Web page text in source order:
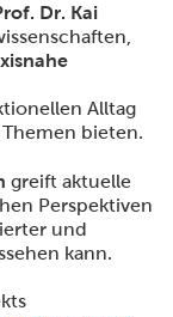
Dr. Kai
Alltag
bieten.
greift aktuelle
Perspektiven
und
kann.